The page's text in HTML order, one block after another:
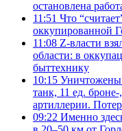
остановлена
11:51 Что
оккупированной
11:08 Z-власти
области: в
быттехнику
10:15
танк, 11 ед.
артиллерии.
09:22 Именно